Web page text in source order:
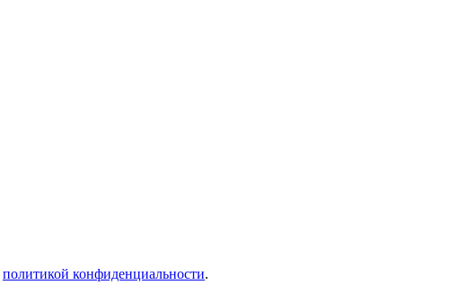
политикой конфиденциальности.